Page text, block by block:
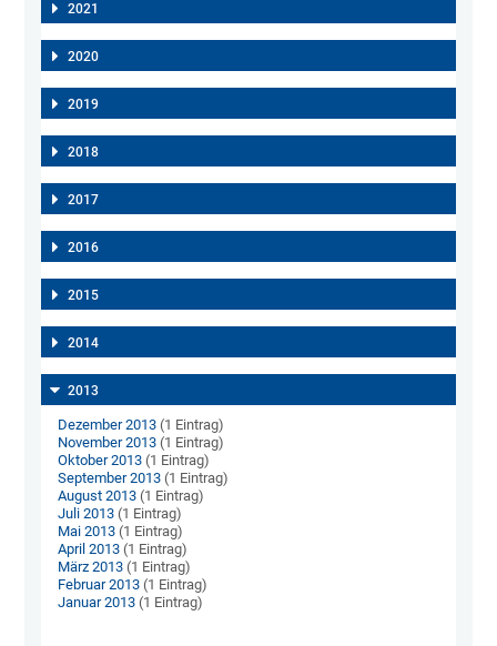
2021
2020
2019
2018
2017
2016
2015
2014
2013
Dezember 2013 (1 Eintrag)
November 2013 (1 Eintrag)
Oktober 2013 (1 Eintrag)
September 2013 (1 Eintrag)
August 2013 (1 Eintrag)
Juli 2013 (1 Eintrag)
Mai 2013 (1 Eintrag)
April 2013 (1 Eintrag)
März 2013 (1 Eintrag)
Februar 2013 (1 Eintrag)
Januar 2013 (1 Eintrag)